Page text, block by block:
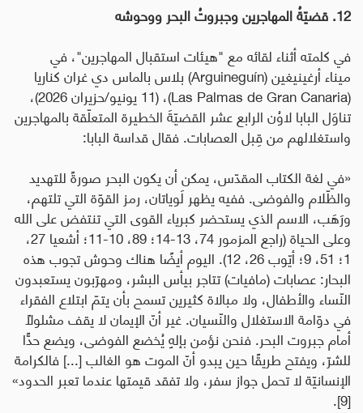
12. قضيّةُ المهاجرين وجبروتُ البحر ووحوشه
في كلمته أثناء لقائه مع "هيئات استقبال المهاجرين"، في
ميناء أرغينيغين (Arguineguín) بلاس بالماس دي غران كناريا
(
Las Palmas de Gran Canaria )، (11 يونيو/حزيران 2026)،
تناوَل البابا لاوُن الرابع عشر القضيّةَ الخطيرة المتعلّقة بالمهاجرين
واستغلالهم من قِبل العصابات. فقال قداسة البابا:
«في لغة الكتاب المقدّس، يمكن أن يكون البحر صورةً للتهديد
والظّلام والفوضى. ففيه يظهر لَوياتان، رمز القوّة التي تلتهم،
ورَهَب، الاسم الذي يستحضر كبرياء القوى التي تنتفض على الله
وعلى الحياة (راجع المزمور 74، 13-14؛ 89، 10-11؛ أشعيا 27،
1؛ 51، 9؛ أيّوب 26، 12). اليوم أيضًا هناك وحوش تجوب هذه
البحار: عصابات (مافيات) تتاجر بيأس البشر، ومهرّبون يستعبدون
النّساء والأطفال، ولا مبالاة كثيرين تسمح بأن يتمّ ابتلاع الفقراء
في دوّامة الاستغلال والنّسيان.غير أنّ الإيمان لا يقف مشلولًا
أمام جبروت البحر. فنحن نؤمن بإلهٍ يُخضع الفوضى، ويضع حدًّا
للشرّ، ويفتح طريقًا حين يبدو أنّ الموت هو الغالب [...]فالكرامة
الإنسانيّة لا تحمل جواز سفر، ولا تفقد قيمتها عندما تعبر الحدود»
[9].